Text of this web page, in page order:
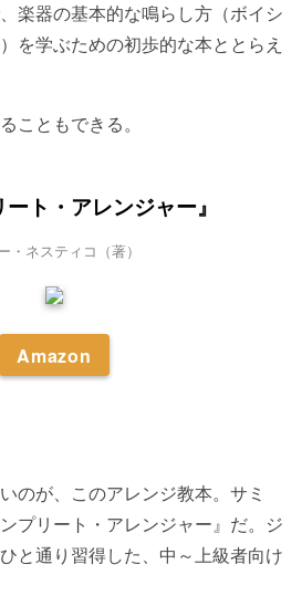
楽器の基本的な鳴らし方（ボイシ
を学ぶための初歩的な本ととらえ
こともできる。
ート・アレンジャー』
・ネスティコ（著）
Amazon
のが、このアレンジ教本。サミ
プリート・アレンジャー』だ。ジ
と通り習得した、中～上級者向け